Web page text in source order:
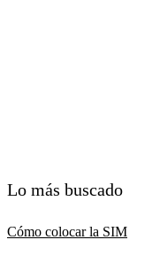
Lo más buscado
Cómo colocar la SIM